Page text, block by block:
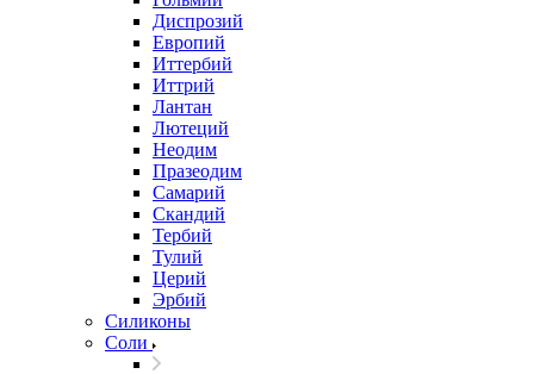
Диспрозий
Европий
Иттербий
Иттрий
Лантан
Лютеций
Неодим
Празеодим
Самарий
Скандий
Тербий
Тулий
Церий
Эрбий
Силиконы
Соли